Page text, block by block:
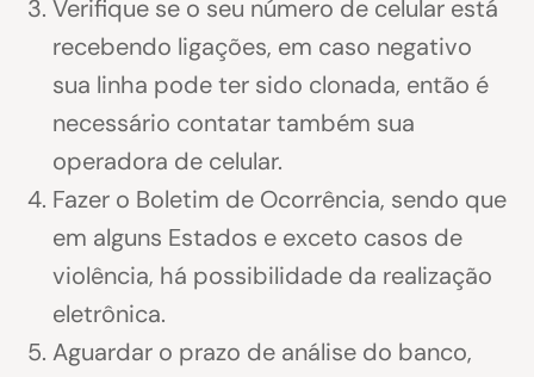
Verifique se o seu número de celular está
recebendo ligações, em caso negativo
sua linha pode ter sido clonada, então é
necessário contatar também sua
operadora de celular.
Fazer o Boletim de Ocorrência, sendo que
em alguns Estados e exceto casos de
violência, há possibilidade da realização
eletrônica.
Aguardar o prazo de análise do banco,